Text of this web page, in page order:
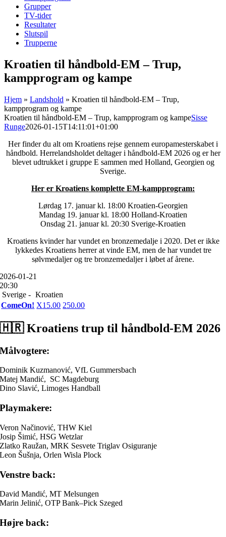
Grupper
TV-tider
Resultater
Slutspil
Trupperne
Kroatien til håndbold-EM – Trup,
kampprogram og kampe
Hjem » Landshold » Kroatien til håndbold-EM – Trup,
kampprogram og kampe
Kroatien til håndbold-EM – Trup, kampprogram og kampeSisse
Runge2026-01-15T14:11:01+01:00
Her finder du alt om Kroatiens rejse gennem europamesterskabet i
håndbold. Herrelandsholdet deltager i håndbold-EM 2026 og er her
blevet udtrukket i gruppe E sammen med Holland, Georgien og
Sverige.
Her er Kroatiens komplette EM-kampprogram:
Lørdag 17. januar kl. 18:00 Kroatien-Georgien
Mandag 19. januar kl. 18:00 Holland-Kroatien
Onsdag 21. januar kl. 20:30 Sverige-Kroatien
Kroatiens kvinder har vundet en bronzemedalje i 2020. Det er ikke
lykkedes Kroatiens herrer at vinde EM, men de har vundet tre
sølvmedaljer og tre bronzemedaljer i løbet af årene.
2026-01-21
20:30
Sverige - Kroatien
ComeOn! X15.00 250.00
🇭🇷 Kroatiens trup til håndbold-EM 2026
Målvogtere:
Dominik Kuzmanović, VfL Gummersbach
Matej Mandić, SC Magdeburg
Dino Slavić, Limoges Handball
Playmakere:
Veron Načinović, THW Kiel
Josip Šimić, HSG Wetzlar
Zlatko Raužan, MRK Sesvete Triglav Osiguranje
Leon Šušnja, Orlen Wisla Plock
Venstre back:
David Mandić, MT Melsungen
Marin Jelinić, OTP Bank–Pick Szeged
Højre back: